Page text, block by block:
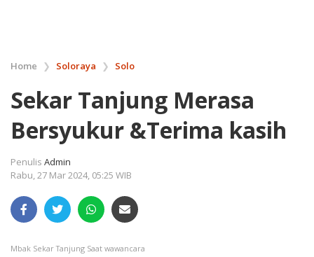
Home ❯ Soloraya ❯ Solo
Sekar Tanjung Merasa
Bersyukur &Terima kasih
Penulis Admin
Rabu, 27 Mar 2024, 05:25 WIB
Mbak Sekar Tanjung Saat wawancara